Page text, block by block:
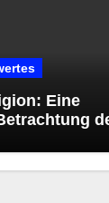
Eine